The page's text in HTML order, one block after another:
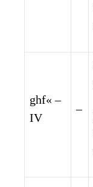
ghf« –
IV
–